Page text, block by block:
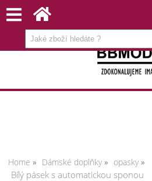
Home Dámské doplňky opasky
Bílý pásek s automatickou sponou